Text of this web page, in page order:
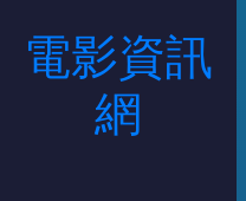
電影資訊
網